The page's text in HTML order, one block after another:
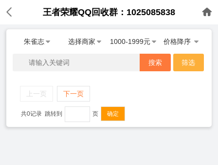
王者荣耀QQ回收群：1025085838
朱雀志 选择商家 1000-1999元 价格降序
搜索 筛选
上一页 下一页
共0记录 跳转到 页